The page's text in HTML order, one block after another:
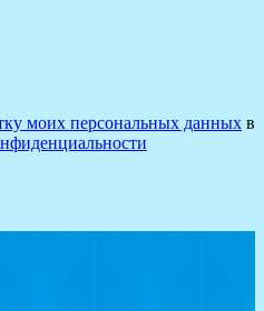
моих персональных данных в